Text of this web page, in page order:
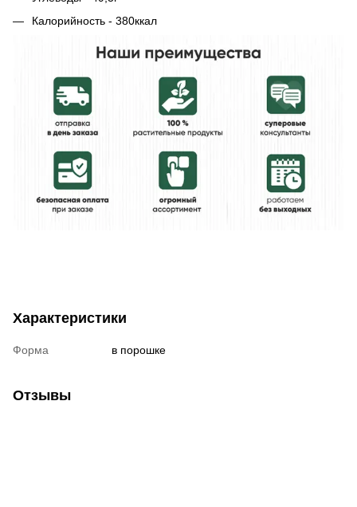
Калорийность - 380ккал
Характеристики
Форма в порошке
Отзывы